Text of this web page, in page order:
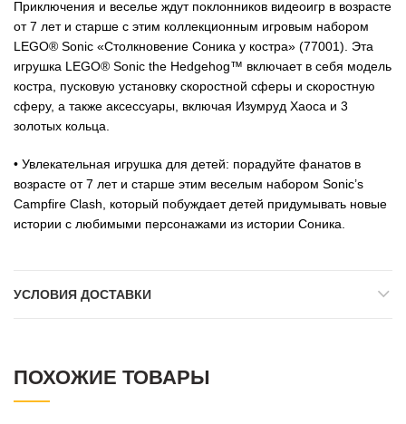
Приключения и веселье ждут поклонников видеоигр в возрасте
от 7 лет и старше с этим коллекционным игровым набором
LEGO® Sonic «Столкновение Соника у костра» (77001). Эта
игрушка LEGO® Sonic the Hedgehog™ включает в себя модель
костра, пусковую установку скоростной сферы и скоростную
сферу, а также аксессуары, включая Изумруд Хаоса и 3
золотых кольца.
• Увлекательная игрушка для детей: порадуйте фанатов в
возрасте от 7 лет и старше этим веселым набором Sonic’s
Campfire Clash, который побуждает детей придумывать новые
истории с любимыми персонажами из истории Соника.
УСЛОВИЯ ДОСТАВКИ
ПОХОЖИЕ ТОВАРЫ